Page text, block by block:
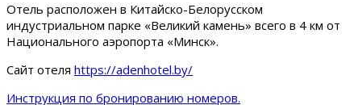
Отель расположен в Китайско-Белорусском
индустриальном парке «Великий камень» всего в 4 км от
Национального аэропорта «Минск».
Сайт отеля https://adenhotel.by/
Инструкция по бронированию номеров.